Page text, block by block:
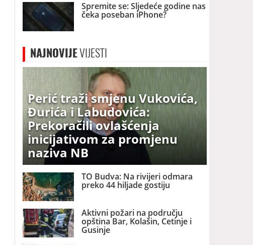
Spremite se: Sljedeće godine nas
čeka poseban iPhone?
NAJNOVIJEVIJESTI
Perić traži smjenu Vukovića,
Đurića i Labudovića:
Prekoračili ovlašćenja
inicijativom za promjenu
naziva NB
TO Budva: Na rivijeri odmara
preko 44 hiljade gostiju
Aktivni požari na području
opština Bar, Kolašin, Cetinje i
Gusinje